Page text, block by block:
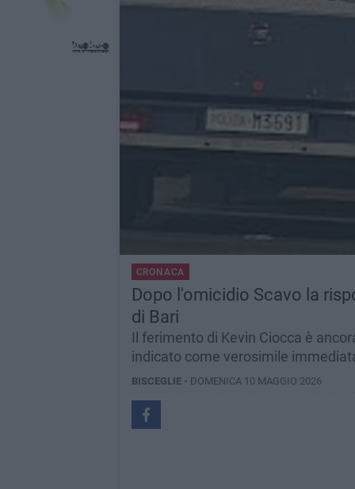
CRONACA
Dopo l'omicidio Scavo la
di Bari
Il ferimento di Kevin Ciocca è
indicato come verosimile
BISCEGLIE - DOMENICA 10 MAGGIO 2026